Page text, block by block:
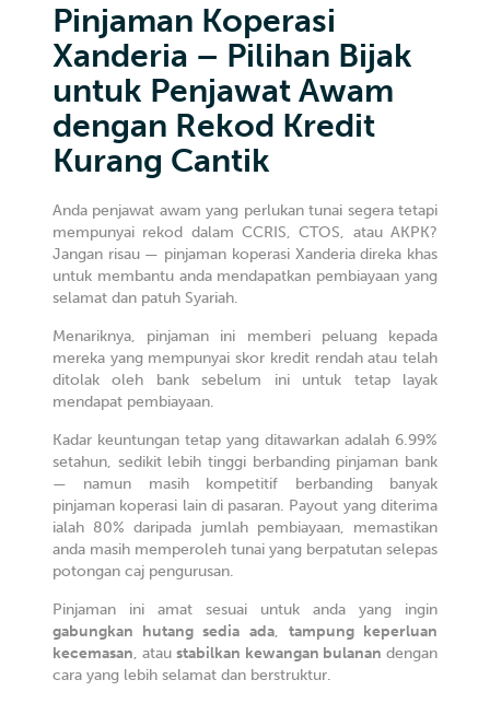
Pinjaman Koperasi
Xanderia – Pilihan Bijak
untuk Penjawat Awam
dengan Rekod Kredit
Kurang Cantik
Anda penjawat awam yang perlukan tunai segera tetapi
mempunyai rekod dalam CCRIS, CTOS, atau AKPK?
Jangan risau — pinjaman koperasi Xanderia direka khas
untuk membantu anda mendapatkan pembiayaan yang
selamat dan patuh Syariah.
Menariknya, pinjaman ini memberi peluang kepada
mereka yang mempunyai skor kredit rendah atau telah
ditolak oleh bank sebelum ini untuk tetap layak
mendapat pembiayaan.
Kadar keuntungan tetap yang ditawarkan adalah 6.99%
setahun, sedikit lebih tinggi berbanding pinjaman bank
— namun masih kompetitif berbanding banyak
pinjaman koperasi lain di pasaran. Payout yang diterima
ialah 80% daripada jumlah pembiayaan, memastikan
anda masih memperoleh tunai yang berpatutan selepas
potongan caj pengurusan.
Pinjaman ini amat sesuai untuk anda yang ingin
gabungkan hutang sedia ada, tampung keperluan
kecemasan, ataustabilkan kewangan bulanan dengan
cara yang lebih selamat dan berstruktur.